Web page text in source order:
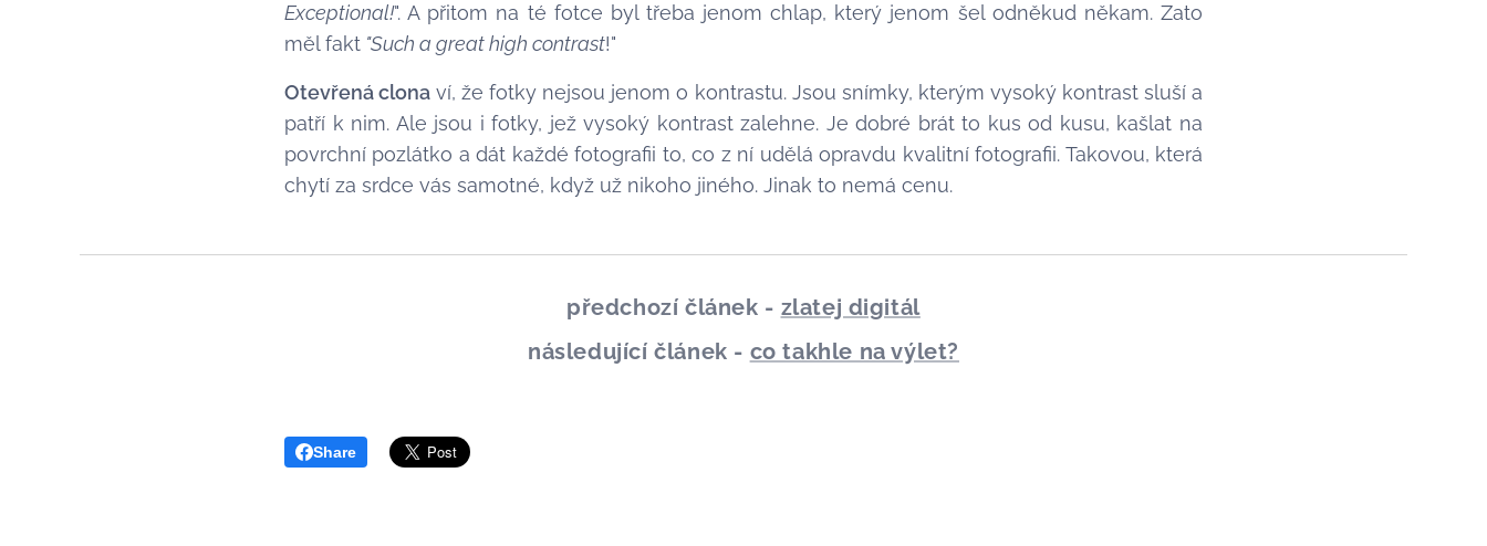
Exceptional!". A přitom na té fotce byl třeba jenom chlap, který jenom šel odněkud někam. Zato
měl fakt "Such a greathigh contrast!"
Otevřená clona ví, že fotky nejsou jenom o kontrastu. Jsou snímky, kterým vysoký kontrast sluší a
patří k nim. Ale jsou i fotky, jež vysoký kontrast zalehne. Je dobré brát to kus od kusu, kašlat na
povrchní pozlátko a dát každé fotografii to, co z ní udělá opravdu kvalitní fotografii. Takovou, která
chytí za srdce vás samotné, když už nikoho jiného. Jinak to nemá cenu.
předchozí článek - zlatej digitál
následující článek - co takhle na výlet?
Share